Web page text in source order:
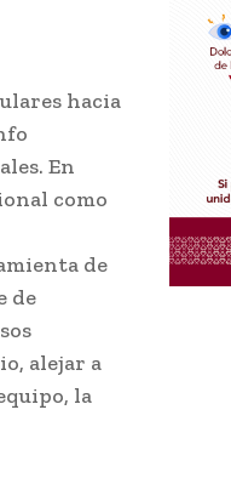
hacia
En
como
de
de
alejar a
la